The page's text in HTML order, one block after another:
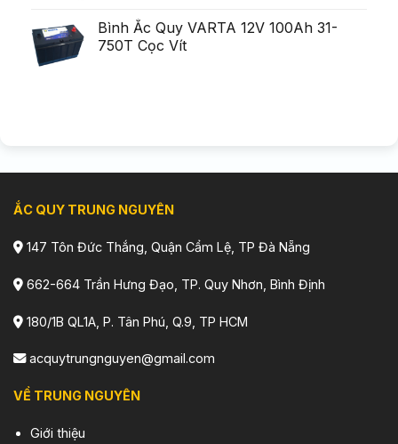
Bình Ắc Quy VARTA 12V 100Ah 31-
750T Cọc Vít
ẮC QUY TRUNG NGUYÊN
147 Tôn Đức Thắng, Quận Cẩm Lệ, TP Đà Nẵng
662-664 Trần Hưng Đạo, TP. Quy Nhơn, Bình Định
180/1B QL1A, P. Tân Phú, Q.9, TP HCM
acquytrungnguyen@gmail.com
VỀ TRUNG NGUYÊN
Giới thiệu